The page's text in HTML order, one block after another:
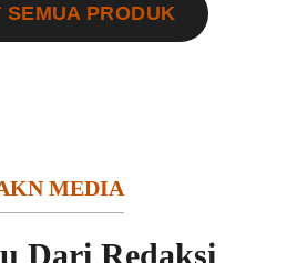
SEMUA PRODUK
MEDIA
Dari Redaksi